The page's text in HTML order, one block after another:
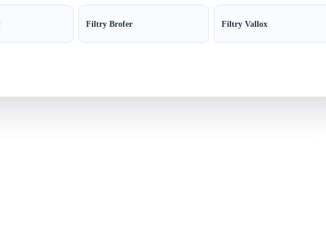
Filtry Brofer Filtry Vallox